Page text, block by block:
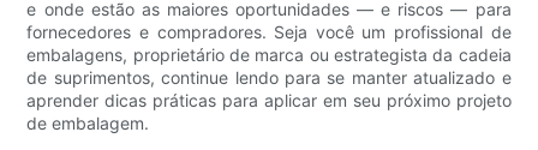
e onde estão as maiores oportunidades — e riscos — para
fornecedores e compradores. Seja você um profissional de
embalagens, proprietário de marca ou estrategista da cadeia
de suprimentos, continue lendo para se manter atualizado e
aprender dicas práticas para aplicar em seu próximo projeto
de embalagem.